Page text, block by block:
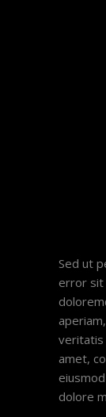
Sed ut
error sit
veritatis
amet,
dolore